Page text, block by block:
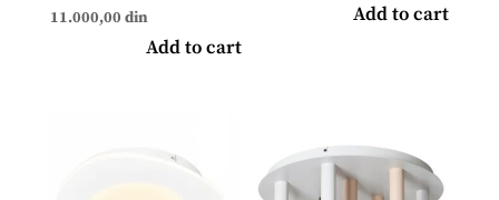
11.000,00 din
Add to cart
Add to cart